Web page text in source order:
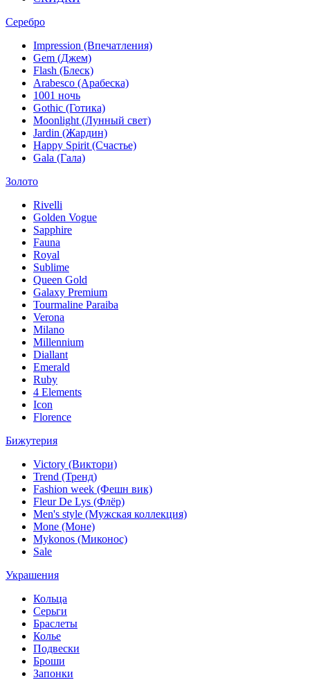
Серебро
Impression (Впечатления)
Gem (Джем)
Flash (Блеск)
Arabesco (Арабеска)
1001 ночь
Gothic (Готика)
Moonlight (Лунный свет)
Jardin (Жардин)
Happy Spirit (Счастье)
Gala (Гала)
Золото
Rivelli
Golden Vogue
Sapphire
Fauna
Royal
Sublime
Queen Gold
Galaxy Premium
Tourmaline Paraiba
Verona
Milano
Millennium
Diallant
Emerald
Ruby
4 Elements
Icon
Florence
Бижутерия
Victory (Виктори)
Trend (Тренд)
Fashion week (Фешн вик)
Fleur De Lys (Флёр)
Men's style (Мужская коллекция)
Mone (Моне)
Mykonos (Миконос)
Sale
Украшения
Кольца
Серьги
Браслеты
Колье
Подвески
Броши
Запонки